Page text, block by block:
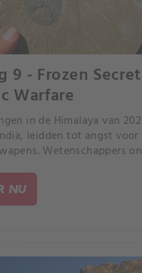
9 - Frozen
Warfare
in de Himalaya van
leidden tot angst voor
Wetenschappers
milieu-impact van oude
NU